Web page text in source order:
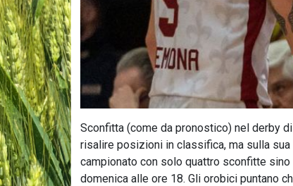
Sconfitta (come da pronostico) nel derby
risalire posizioni in classifica, ma sulla
campionato con solo quattro sconfitte
domenica alle ore 18. Gli orobici puntano